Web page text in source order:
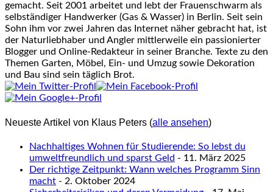
gemacht. Seit 2001 arbeitet und lebt der Frauenschwarm als
selbständiger Handwerker (Gas & Wasser) in Berlin. Seit sein
Sohn ihm vor zwei Jahren das Internet näher gebracht hat, ist
der Naturliebhaber und Angler mittlerweile ein passionierter
Blogger und Online-Redakteur in seiner Branche. Texte zu den
Themen Garten, Möbel, Ein- und Umzug sowie Dekoration
und Bau sind sein täglich Brot.
Neueste Artikel von Klaus Peters (alle ansehen)
Nachhaltiges Wohnen für Studierende: So lebst du
umweltfreundlich und sparst Geld - 11. März 2025
Der richtige Zeitpunkt: Wann welches Programm Sinn
macht - 2. Oktober 2024